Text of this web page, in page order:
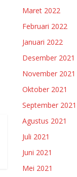
Maret 2022
Februari 2022
Januari 2022
Desember 2021
November 2021
Oktober 2021
September 2021
Agustus 2021
Juli 2021
Juni 2021
Mei 2021